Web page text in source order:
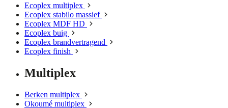
Ecoplex multiplex
Ecoplex stabilo massief
Ecoplex MDF HD
Ecoplex buig
Ecoplex brandvertragend
Ecoplex finish
Multiplex
Berken multiplex
Okoumé multiplex